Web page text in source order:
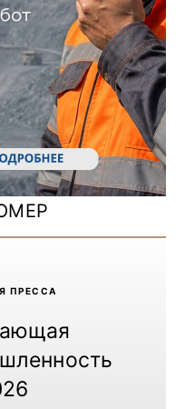
ПРЕССА